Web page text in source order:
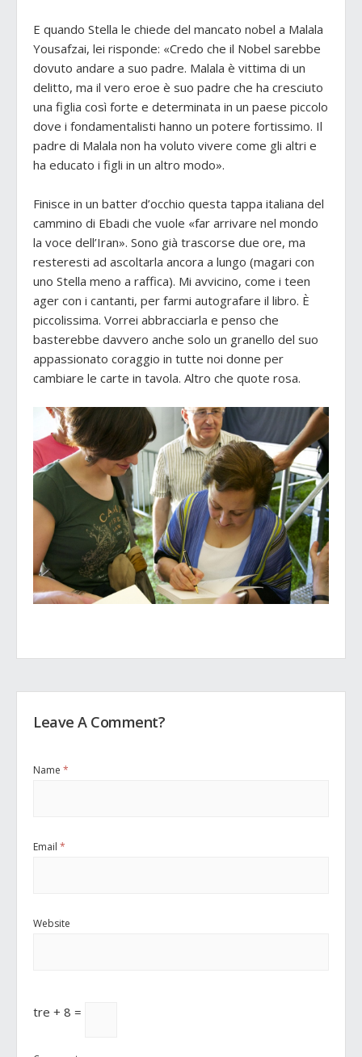
E quando Stella le chiede del mancato nobel a Malala
Yousafzai, lei risponde: «Credo che il Nobel sarebbe
dovuto andare a suo padre. Malala è vittima di un
delitto, ma il vero eroe è suo padre che ha cresciuto
una figlia così forte e determinata in un paese piccolo
dove i fondamentalisti hanno un potere fortissimo. Il
padre di Malala non ha voluto vivere come gli altri e
ha educato i figli in un altro modo».
Finisce in un batter d’occhio questa tappa italiana del
cammino di Ebadi che vuole «far arrivare nel mondo
la voce dell’Iran». Sono già trascorse due ore, ma
resteresti ad ascoltarla ancora a lungo (magari con
uno Stella meno a raffica). Mi avvicino, come i teen
ager con i cantanti, per farmi autografare il libro. È
piccolissima. Vorrei abbracciarla e penso che
basterebbe davvero anche solo un granello del suo
appassionato coraggio in tutte noi donne per
cambiare le carte in tavola. Altro che quote rosa.
Leave A Comment?
Name *
Email *
Website
tre + 8 =